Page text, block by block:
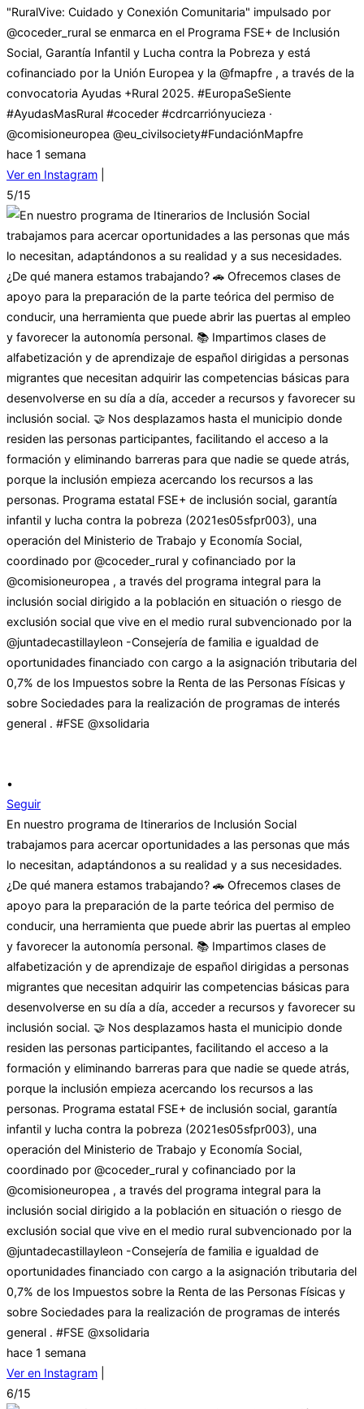
"RuralVive: Cuidado y Conexión Comunitaria" impulsado por
@coceder_rural se enmarca en el Programa FSE+ de Inclusión
Social, Garantía Infantil y Lucha contra la Pobreza y está
cofinanciado por la Unión Europea y la @fmapfre , a través de la
convocatoria Ayudas +Rural 2025. #EuropaSeSiente
#AyudasMasRural #coceder #cdrcarriónyucieza ·
@comisioneuropea @eu_civilsociety#FundaciónMapfre
hace 1 semana
Ver en Instagram
5/15
•
Seguir
En nuestro programa de Itinerarios de Inclusión Social
trabajamos para acercar oportunidades a las personas que más
lo necesitan, adaptándonos a su realidad y a sus necesidades.
¿De qué manera estamos trabajando? 🚗 Ofrecemos clases de
apoyo para la preparación de la parte teórica del permiso de
conducir, una herramienta que puede abrir las puertas al empleo
y favorecer la autonomía personal. 📚 Impartimos clases de
alfabetización y de aprendizaje de español dirigidas a personas
migrantes que necesitan adquirir las competencias básicas para
desenvolverse en su día a día, acceder a recursos y favorecer su
inclusión social. 🤝 Nos desplazamos hasta el municipio donde
residen las personas participantes, facilitando el acceso a la
formación y eliminando barreras para que nadie se quede atrás,
porque la inclusión empieza acercando los recursos a las
personas. Programa estatal FSE+ de inclusión social, garantía
infantil y lucha contra la pobreza (2021es05sfpr003), una
operación del Ministerio de Trabajo y Economía Social,
coordinado por @coceder_rural y cofinanciado por la
@comisioneuropea , a través del programa integral para la
inclusión social dirigido a la población en situación o riesgo de
exclusión social que vive en el medio rural subvencionado por la
@juntadecastillayleon -Consejería de familia e igualdad de
oportunidades financiado con cargo a la asignación tributaria del
0,7% de los Impuestos sobre la Renta de las Personas Físicas y
sobre Sociedades para la realización de programas de interés
general . #FSE @xsolidaria
hace 1 semana
Ver en Instagram
6/15